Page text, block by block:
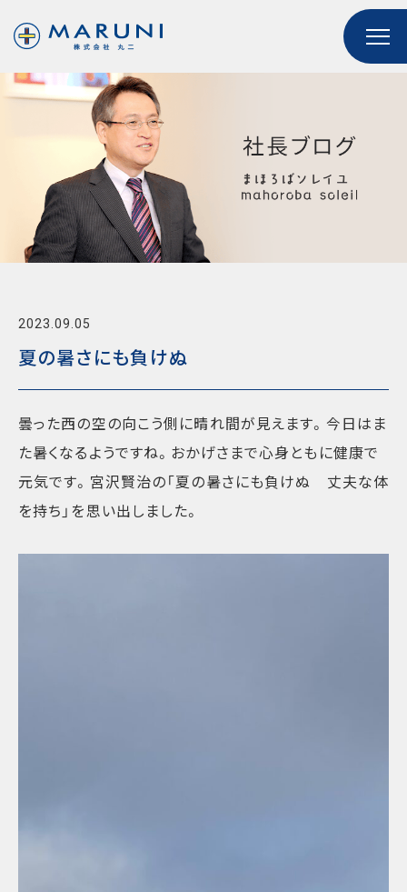
2023.09.05
夏の暑さにも負けぬ
曇った西の空の向こう側に晴れ間が見えます。今日はま
た暑くなるようですね。おかげさまで心身ともに健康で
元気です。宮沢賢治の「夏の暑さにも負けぬ 丈夫な体
を持ち」を思い出しました。